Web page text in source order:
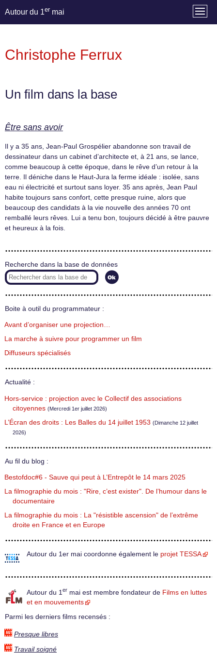
Autour du 1er mai
Christophe Ferrux
Un film dans la base
Être sans avoir
Il y a 35 ans, Jean-Paul Grospélier abandonne son travail de
dessinateur dans un cabinet d’architecte et, à 21 ans, se lance,
comme beaucoup à cette époque, dans le rêve d’un retour à la
terre. Il déniche dans le Haut-Jura la ferme idéale : isolée, sans
eau ni électricité et surtout sans loyer. 35 ans après, Jean Paul
habite toujours sans confort, cette presque ruine, alors que
beaucoup des candidats à la vie nouvelle des années 70 ont
remballé leurs rêves. Lui a tenu bon, toujours décidé à être pauvre
et heureux à la fois.
Recherche dans la base de données
Boite à outil du programmateur :
Avant d’organiser une projection…
La marche à suivre pour programmer un film
Diffuseurs spécialisés
Actualité :
Hors-service : projection avec le Collectif des associations
citoyennes (Mercredi 1er juillet 2026)
L’Écran des droits : Les Balles du 14 juillet 1953 (Dimanche 12 juillet
2026)
Au fil du blog :
Bestofdoc#6 - Sauve qui peut à L’Entrepôt le 14 mars 2025
La filmographie du mois : "Rire, c’est exister". De l’humour dans le
documentaire
La filmographie du mois : La "résistible ascension" de l’extrême
droite en France et en Europe
Autour du 1er mai coordonne également le projet TESSA
Autour du 1 er mai est membre fondateur de Films en luttes
et en mouvements
Parmi les derniers films recensés :
Presque libres
Travail soigné